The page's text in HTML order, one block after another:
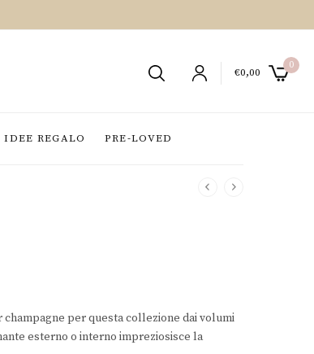
€0,00
0
IDEE REGALO PRE-LOVED
champagne per questa collezione dai volumi
esterno o interno impreziosisce la